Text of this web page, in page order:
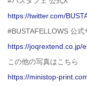
https://twitter.com/
#BUSTAFELLOWS 公式
https://joqrextend.co.jp/
この他の写真はこちら
https://ministop-